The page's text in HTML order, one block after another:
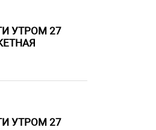
УТРОМ 27
УТРОМ 27